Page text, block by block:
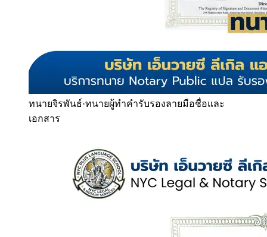
ทนายจิรพันธ์·ทนายผู้ทำคำรับรองลายมือชื่อและ
เอกสาร